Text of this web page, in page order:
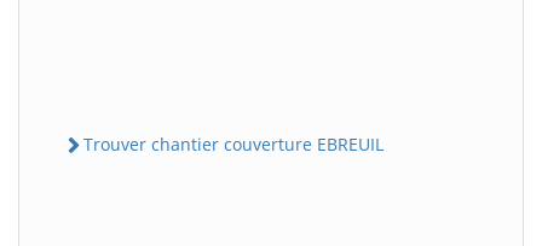
Trouver chantier couverture EBREUIL